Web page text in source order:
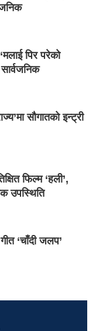
पिर परेको
सौगातको इन्ट्री
फिल्म ‘हली’,
उपस्थिति
‘चाँदी जलप’